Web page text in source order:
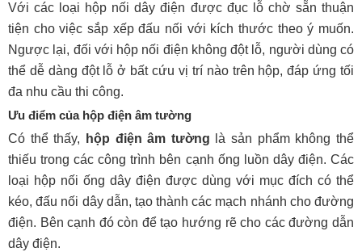
Với các loại hộp nối dây điện được đục lỗ chờ sẵn thuận
tiện cho việc sắp xếp đấu nối với kích thước theo ý muốn.
Ngược lại, đối với hộp nối điện không đột lỗ, người dùng có
thể dễ dàng đột lỗ ở bất cứu vị trí nào trên hộp, đáp ứng tối
đa nhu cầu thi công.
Ưu điểm của hộp điện âm tường
Có thể thấy,
hộp điện âm tường là sản phẩm không thể
thiếu trong các công trình bên cạnh ống luồn dây điện. Các
loại hộp nối ống dây điện được dùng với mục đích có thể
kéo, đấu nối dây dẫn, tạo thành các mạch nhánh cho đường
điện. Bên cạnh đó còn để tạo hướng rẽ cho các đường dẫn
dây điện.